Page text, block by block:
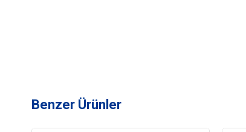
Benzer Ürünler